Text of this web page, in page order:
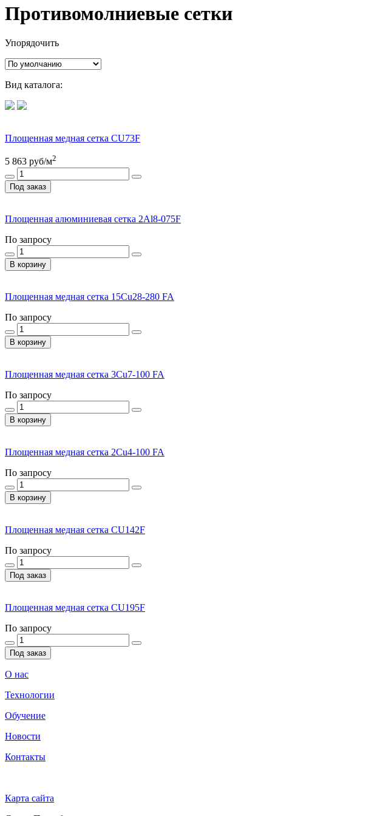
Противомолниевые сетки
Упорядочить
Вид каталога:
Площенная медная сетка CU73F
5 863 руб/м2
Под заказ
Площенная алюминиевая сетка 2Al8-075F
По запросу
В корзину
Площенная медная сетка 15Cu28-280 FA
По запросу
В корзину
Площенная медная сетка 3Cu7-100 FA
По запросу
В корзину
Площенная медная сетка 2Cu4-100 FA
По запросу
В корзину
Площенная медная сетка CU142F
По запросу
Под заказ
Площенная медная сетка CU195F
По запросу
Под заказ
О нас
Технологии
Обучение
Новости
Контакты
Карта сайта